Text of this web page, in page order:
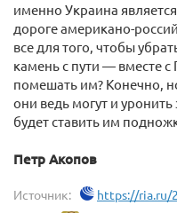
именно Украина
дороге американо-
все для того, чтобы
камень с пути — вместе
помешать им? Конечно,
они ведь могут и уронить
будет ставить им
Петр Акопов
Источник: https://ria.ru/